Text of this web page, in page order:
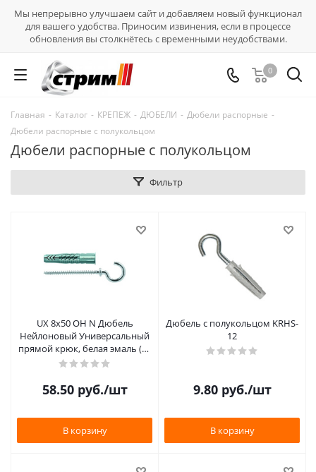
Мы непрерывно улучшаем сайт и добавляем новый функционал
для вашего удобства. Приносим извинения, если в процессе
обновления вы столкнётесь с временными неудобствами.
0
Главная - Каталог - КРЕПЕЖ - ДЮБЕЛИ - Дюбели распорные -
Дюбели распорные с полукольцом
Дюбели распорные с полукольцом
Фильтр
UX 8х50 OH N Дюбель
Нейлоновый Универсальный
прямой крюк, белая эмаль (25
шт./уп
58.50руб./шт
В корзину
Дюбель с полукольцом KRHS-
12
9.80руб./шт
В корзину